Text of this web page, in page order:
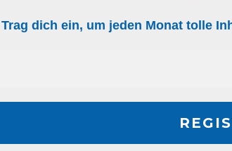
Trag dich ein, um jeden Monat tolle